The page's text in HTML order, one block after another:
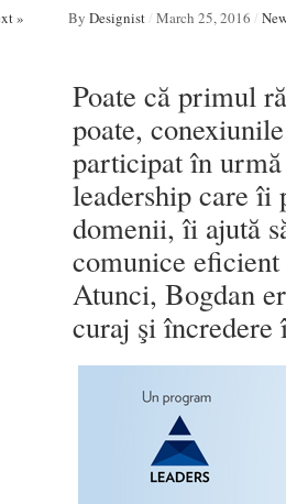
» By Designist/ March 25, 2016 /
Poate că primul
poate,
participat în
leadership care îi
domenii, îi ajută
comunice
Atunci, Bogdan
curaj şi